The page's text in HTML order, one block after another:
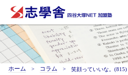
ホーム コラム 笑顔っていいな。(815)